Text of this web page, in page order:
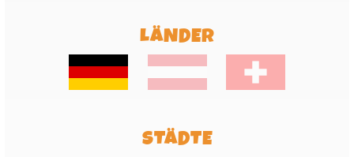
LÄNDER
STÄDTE